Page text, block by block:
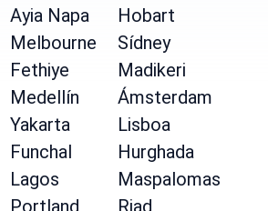
Ayia Napa
Hobart
Melbourne
Sídney
Fethiye
Madikeri
Medellín
Ámsterdam
Yakarta
Lisboa
Funchal
Hurghada
Lagos
Maspalomas
Portland
Riad